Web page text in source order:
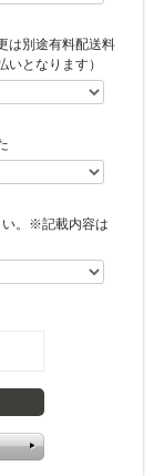
は別途有料配送料
となります）
い。※記載内容は